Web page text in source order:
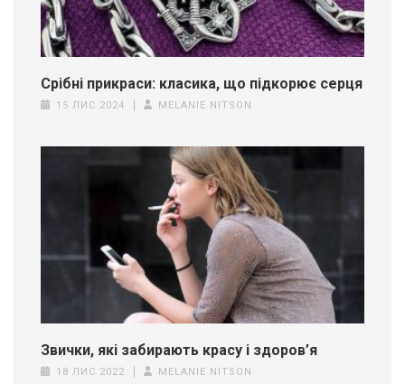
Срібні прикраси: класика, що підкорює серця
15 ЛИС 2024 MELANIE NITSON
Звички, які забирають красу і здоров’я
18 ЛИС 2022 MELANIE NITSON